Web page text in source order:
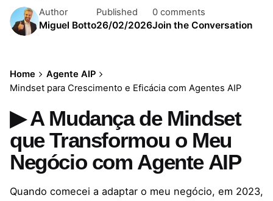
Author
Miguel Botto
Published
26/02/2026
0 comments
Join the Conversation
Home
Agente AIP
Mindset para Crescimento e Eficácia com Agentes AIP
▶ A Mudança de Mindset
que Transformou o Meu
Negócio com Agente AIP
Quando comecei a adaptar o meu negócio, em 2023,